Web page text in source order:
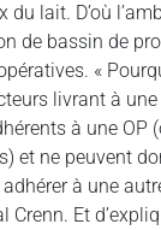
lait. D’où
de bassin de
«
livrant à
à une OP
et ne peuvent
à une
Crenn. Et